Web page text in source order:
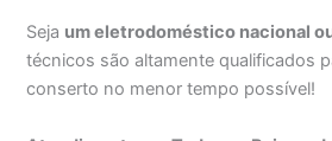
Seja um eletrodoméstico nacional
técnicos são altamente qualificados
conserto no menor tempo possível!